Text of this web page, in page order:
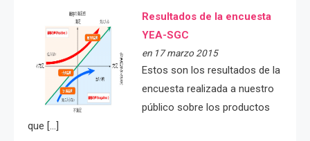
Resultados de la encuesta
YEA-SGC
en 17 marzo 2015
Estos son los resultados de la
encuesta realizada a nuestro
público sobre los productos
que […]